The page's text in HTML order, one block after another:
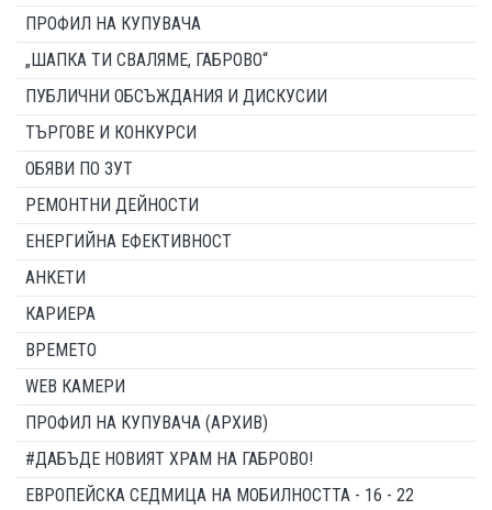
ПРОФИЛ НА КУПУВАЧА
„ШАПКА ТИ СВАЛЯМЕ, ГАБРОВО“
ПУБЛИЧНИ ОБСЪЖДАНИЯ И ДИСКУСИИ
ТЪРГОВЕ И КОНКУРСИ
ОБЯВИ ПО ЗУТ
РЕМОНТНИ ДЕЙНОСТИ
ЕНЕРГИЙНА ЕФЕКТИВНОСТ
АНКЕТИ
КАРИЕРА
ВРЕМЕТО
WEB КАМЕРИ
ПРОФИЛ НА КУПУВАЧА (АРХИВ)
#ДАБЪДЕ НОВИЯТ ХРАМ НА ГАБРОВО!
ЕВРОПЕЙСКА СЕДМИЦА НА МОБИЛНОСТТА - 16 - 22